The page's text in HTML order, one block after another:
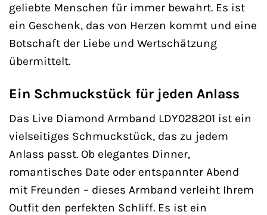
geliebte Menschen für immer bewahrt. Es ist
ein Geschenk, das von Herzen kommt und eine
Botschaft der Liebe und Wertschätzung
übermittelt.
Ein Schmuckstück für jeden Anlass
Das Live Diamond Armband LDY028201 ist ein
vielseitiges Schmuckstück, das zu jedem
Anlass passt. Ob elegantes Dinner,
romantisches Date oder entspannter Abend
mit Freunden – dieses Armband verleiht Ihrem
Outfit den perfekten Schliff. Es ist ein